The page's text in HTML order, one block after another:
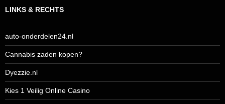
LINKS & RECHTS
auto-onderdelen24.nl
Cannabis zaden kopen?
Dyezzie.nl
Kies 1 Veilig Online Casino